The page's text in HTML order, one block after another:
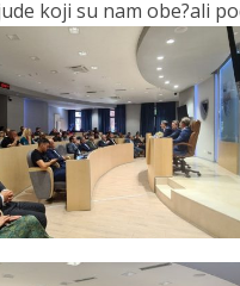
koji su nam obe?ali